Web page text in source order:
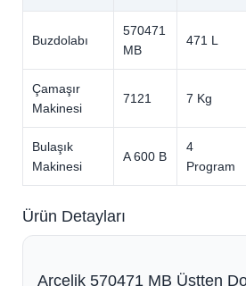
Buzdolabı
570471
MB
471 L
Çamaşır
Makinesi
7121 7 Kg
Bulaşık
Makinesi
A 600 B
4
Program
Ürün Detayları
Arçelik 570471 MB Üstten